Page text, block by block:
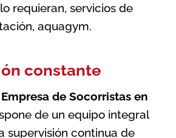
requieran, servicios de
aquagym.
constante
Empresa de Socorristas en
de un equipo integral
supervisión continua de